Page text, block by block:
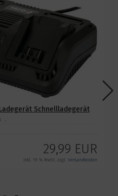
Schnellladegerät
29,99 EUR
inkl. 19 % MwSt. zzgl. Versandkosten